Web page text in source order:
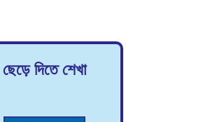
ছেড়ে দিতে শেখা